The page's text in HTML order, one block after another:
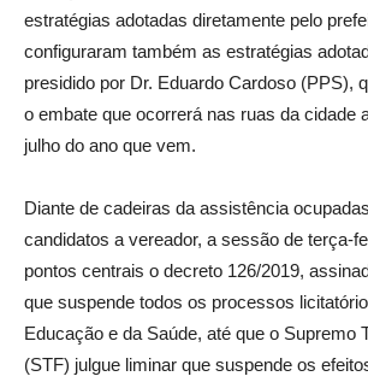
estratégias adotadas diretamente pelo
configuraram também as estratégias
presidido por Dr. Eduardo Cardoso (PPS),
o embate que ocorrerá nas ruas da cidade
julho do ano que vem.
Diante de cadeiras da assistência
candidatos a vereador, a sessão de terça-
pontos centrais o decreto 126/2019,
que suspende todos os processos
Educação e da Saúde, até que o Supremo
(STF) julgue liminar que suspende os